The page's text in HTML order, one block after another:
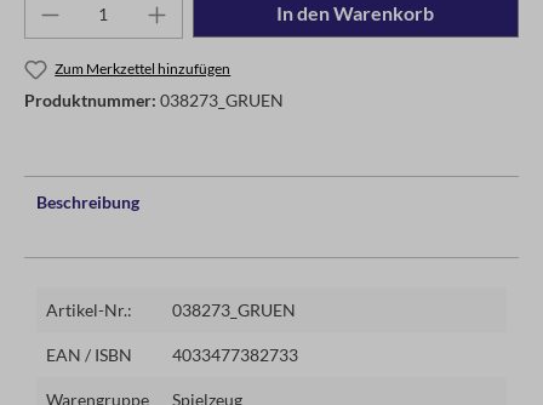
In den Warenkorb
Zum Merkzettel hinzufügen
Produktnummer: 038273_GRUEN
Beschreibung
Artikel-Nr.: 038273_GRUEN
EAN / ISBN 4033477382733
Warengruppe Spielzeug